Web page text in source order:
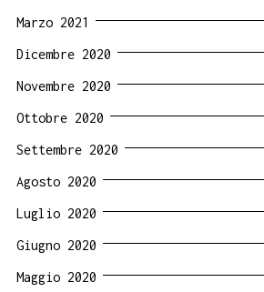
Marzo 2021
Dicembre 2020
Novembre 2020
Ottobre 2020
Settembre 2020
Agosto 2020
Luglio 2020
Giugno 2020
Maggio 2020